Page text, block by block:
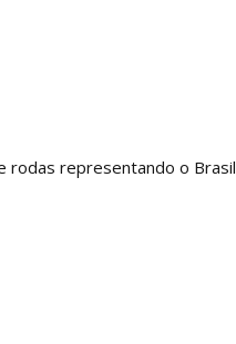
rodas representando o Brasil